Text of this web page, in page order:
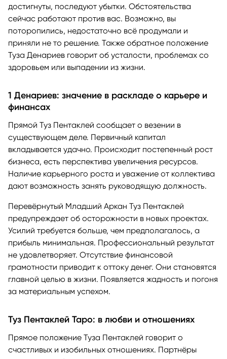
достигнуты, последуют убытки. Обстоятельства
сейчас работают против вас. Возможно, вы
поторопились, недостаточно всё продумали и
приняли не то решение. Также обратное положение
Туза Денариев говорит об усталости, проблемах со
здоровьем или выпадении из жизни.
1 Денариев: значение в раскладе о карьере и
финансах
Прямой Туз Пентаклей сообщает о везении в
существующем деле. Первичный капитал
вкладывается удачно. Происходит постепенный рост
бизнеса, есть перспектива увеличения ресурсов.
Наличие карьерного роста и уважение от коллектива
дают возможность занять руководящую должность.
Перевёрнутый Младший Аркан Туз Пентаклей
предупреждает об осторожности в новых проектах.
Усилий требуется больше, чем предполагалось, а
прибыль минимальная. Профессиональный результат
не удовлетворяет. Отсутствие финансовой
грамотности приводит к оттоку денег. Они становятся
главной целью в жизни. Появляется жадность и погоня
за материальным успехом.
Туз Пентаклей Таро: в любви и отношениях
Прямое положение Туза Пентаклей говорит о
счастливых и изобильных отношениях. Партнёры